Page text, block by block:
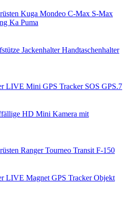
Kuga Mondeo C-Max S-Max
Ka Puma
Jackenhalter Handtaschenhalter
LIVE Mini GPS Tracker SOS GPS.7
HD Mini Kamera mit
Ranger Tourneo Transit F-150
LIVE Magnet GPS Tracker Objekt